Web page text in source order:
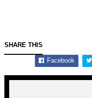
SHARE THIS
Facebook